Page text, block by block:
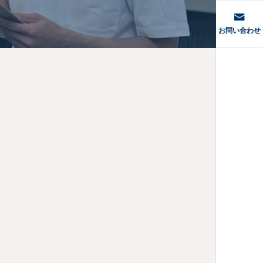
お問い合わせ